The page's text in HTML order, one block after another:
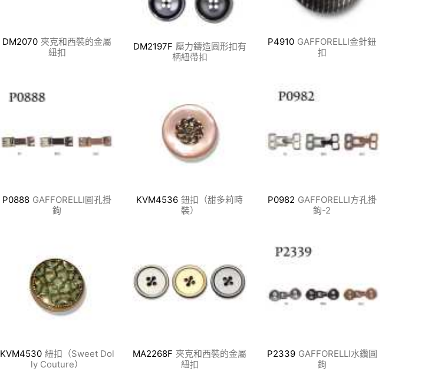
DM2070 夾克和西裝的金屬
紐扣
DM2197F 壓力鑄造圓形扣有
柄紐帶扣
P4910 GAFFORELLI金針鈕
扣
P0888 GAFFORELLI圓孔掛
鉤
KVM4536 鈕扣（甜多莉時
裝）
P0982 GAFFORELLI方孔掛
鉤-2
KVM4530 紐扣（Sweet Dol
ly Couture）
MA2268F 夾克和西裝的金屬
紐扣
P2339 GAFFORELLI水鑽圓
鉤